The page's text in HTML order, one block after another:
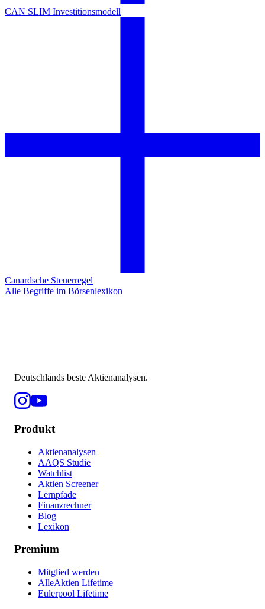
CAN SLIM Investitionsmodell
Canardsche Steuerregel
Alle Begriffe im Börsenlexikon
Deutschlands beste Aktienanalysen.
Produkt
Aktienanalysen
AAQS Studie
Watchlist
Aktien Screener
Lernpfade
Finanzrechner
Blog
Lexikon
Premium
Mitglied werden
AlleAktien Lifetime
Eulerpool Lifetime